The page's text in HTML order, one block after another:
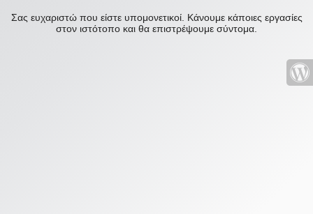
Σας ευχαριστώ που είστε υπομονετικοί. Κάνουμε κάποιες εργασίες
στον ιστότοπο και θα επιστρέψουμε σύντομα.